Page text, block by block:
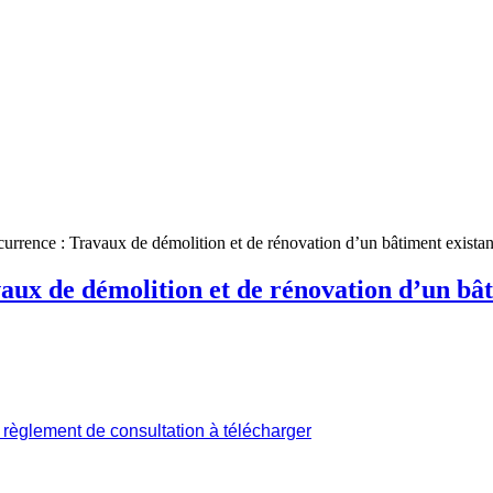
: Travaux de démolition et de rénovation d’un bâtiment
de démolition et de rénovation d’un
de consultation à télécharger